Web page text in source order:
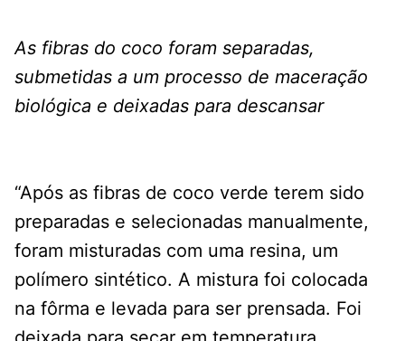
As fibras do coco foram separadas,
submetidas a um processo de maceração
biológica e deixadas para descansar
“Após as fibras de coco verde terem sido
preparadas e selecionadas manualmente,
foram misturadas com uma resina, um
polímero sintético. A mistura foi colocada
na fôrma e levada para ser prensada. Foi